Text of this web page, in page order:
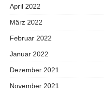
April 2022
März 2022
Februar 2022
Januar 2022
Dezember 2021
November 2021